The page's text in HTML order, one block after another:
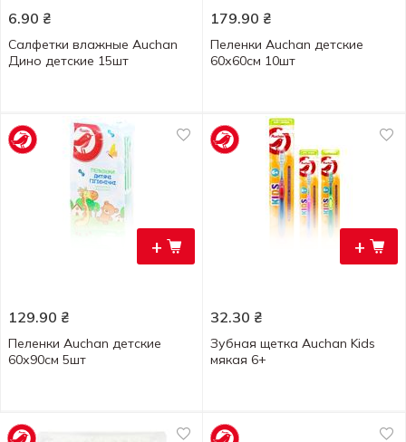
6.90 ₴
Салфетки влажные Auchan
Дино детские 15шт
179.90 ₴
Пеленки Auchan детские
60х60см 10шт
+
129.90 ₴
Пеленки Auchan детские
60х90см 5шт
+
32.30 ₴
Зубная щетка Auchan Kids
мякая 6+